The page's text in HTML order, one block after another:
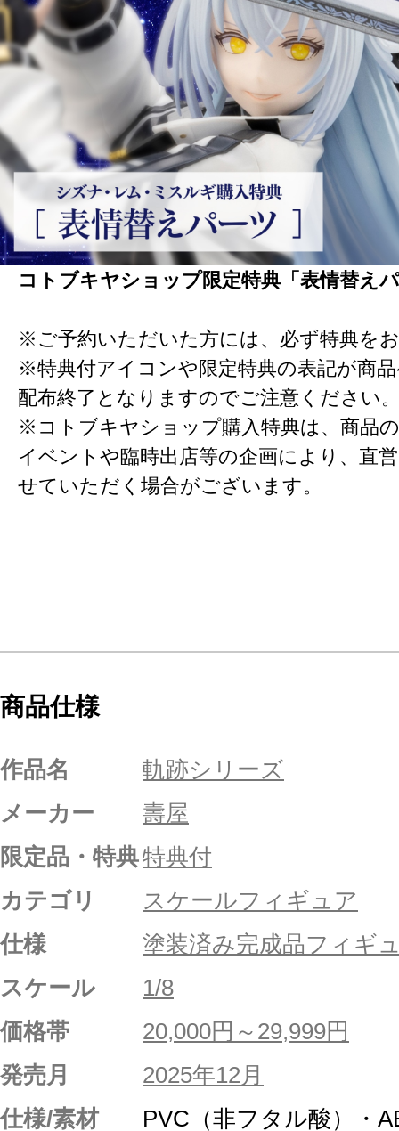
コトブキヤショップ限定特典「表情替え
※ご予約いただいた方には、必ず特典を
※特典付アイコンや限定特典の表記が商
配布終了となりますのでご注意ください
※コトブキヤショップ購入特典は、商品
イベントや臨時出店等の企画により、直
せていただく場合がございます。
商品仕様
作品名
軌跡シリーズ
メーカー
壽屋
限定品・特典特典付
カテゴリ
スケールフィギュア
仕様
塗装済み完成品フィギ
スケール
1/8
価格帯
20,000円～29,999円
発売月
2025年12月
仕様/素材
PVC（非フタル酸）・